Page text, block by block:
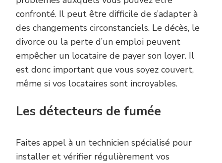
confronté. Il peut être difficile de s’adapter à
des changements circonstanciels. Le décès, le
divorce ou la perte d’un emploi peuvent
empêcher un locataire de payer son loyer. Il
est donc important que vous soyez couvert,
même si vos locataires sont incroyables.
Les détecteurs de fumée
Faites appel à un technicien spécialisé pour
installer et vérifier régulièrement vos